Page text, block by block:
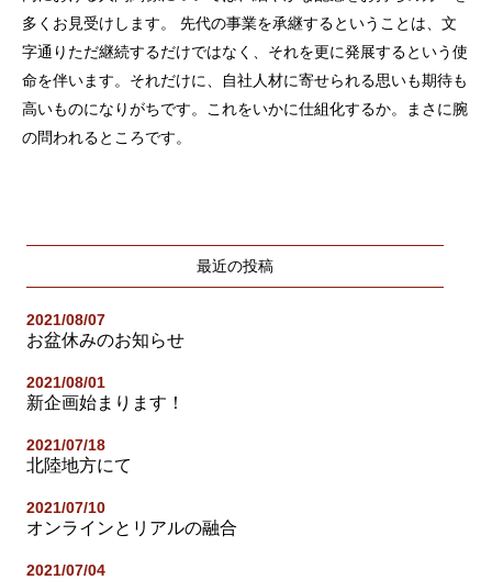
多くお見受けします。 先代の事業を承継するということは、文
字通りただ継続するだけではなく、それを更に発展するという使
命を伴います。それだけに、自社人材に寄せられる思いも期待も
高いものになりがちです。これをいかに仕組化するか。まさに腕
の問われるところです。
最近の投稿
2021/08/07
お盆休みのお知らせ
2021/08/01
新企画始まります！
2021/07/18
北陸地方にて
2021/07/10
オンラインとリアルの融合
2021/07/04